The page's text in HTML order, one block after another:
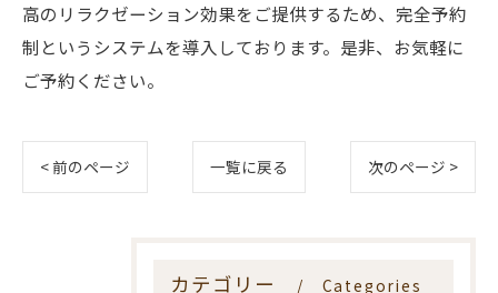
高のリラクゼーション効果をご提供するため、完全予約
制というシステムを導入しております。是非、お気軽に
ご予約ください。
< 前のページ 一覧に戻る 次のページ >
カテゴリー Categories